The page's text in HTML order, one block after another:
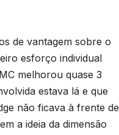
de vantagem sobre o
esforço individual
melhorou quase 3
estava lá e que
não ficava à frente de
a ideia da dimensão